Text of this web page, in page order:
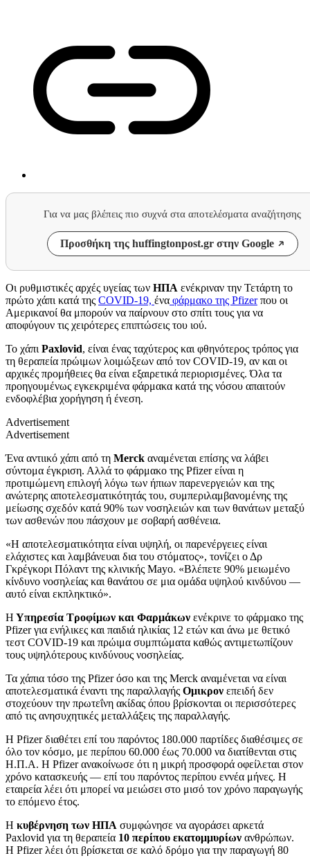
Για να μας βλέπεις πιο συχνά στα αποτελέσματα αναζήτησης
Προσθήκη της huffingtonpost.gr στην Google
Οι ρυθμιστικές αρχές υγείας των ΗΠΑ ενέκριναν την Τετάρτη το
πρώτο χάπι κατά της COVID-19, ένα φάρμακο της Pfizerπου οι
Αμερικανοί θα μπορούν να παίρνουν στο σπίτι τους για να
αποφύγουν τις χειρότερες επιπτώσεις του ιού.
Το χάπι Paxlovid, είναι ένας ταχύτερος και φθηνότερος τρόπος για
τη θεραπεία πρώιμων λοιμώξεων από τον COVID-19, αν και οι
αρχικές προμήθειες θα είναι εξαιρετικά περιορισμένες. Όλα τα
προηγουμένως εγκεκριμένα φάρμακα κατά της νόσου απαιτούν
ενδοφλέβια χορήγηση ή ένεση.
Advertisement
Advertisement
Ένα αντιικό χάπι από τη Merck αναμένεται επίσης να λάβει
σύντομα έγκριση. Αλλά το φάρμακο της Pfizer είναι η
προτιμώμενη επιλογή λόγω των ήπιων παρενεργειών και της
ανώτερης αποτελεσματικότητάς του, συμπεριλαμβανομένης της
μείωσης σχεδόν κατά 90% των νοσηλειών και των θανάτων μεταξύ
των ασθενών που πάσχουν με σοβαρή ασθένεια.
«Η αποτελεσματικότητα είναι υψηλή, οι παρενέργειες είναι
ελάχιστες και λαμβάνευαι δια του στόματος», τονίζει ο Δρ
Γκρέγκορι Πόλαντ της κλινικής Mayo. «Βλέπετε 90% μειωμένο
κίνδυνο νοσηλείας και θανάτου σε μια ομάδα υψηλού κινδύνου —
αυτό είναι εκπληκτικό».
Η Υπηρεσία Τροφίμων και Φαρμάκων ενέκρινε το φάρμακο της
Pfizer για ενήλικες και παιδιά ηλικίας 12 ετών και άνω με θετικό
τεστ COVID-19 και πρώιμα συμπτώματα καθώς αντιμετωπίζουν
τους υψηλότερους κινδύνους νοσηλείας.
Τα χάπια τόσο της Pfizer όσο και της Merck αναμένεται να είναι
αποτελεσματικά έναντι της παραλλαγής Ομικρον επειδή δεν
στοχεύουν την πρωτεΐνη ακίδας όπου βρίσκονται οι περισσότερες
από τις ανησυχητικές μεταλλάξεις της παραλλαγής.
Η Pfizer διαθέτει επί του παρόντος 180.000 παρτίδες διαθέσιμες σε
όλο τον κόσμο, με περίπου 60.000 έως 70.000 να διατίθενται στις
Η.Π.Α. Η Pfizer ανακοίνωσε ότι η μικρή προσφορά οφείλεται στον
χρόνο κατασκευής — επί του παρόντος περίπου εννέα μήνες. Η
εταιρεία λέει ότι μπορεί να μειώσει στο μισό τον χρόνο παραγωγής
το επόμενο έτος.
Η κυβέρνηση των ΗΠΑ συμφώνησε να αγοράσει αρκετά
Paxlovid για τη θεραπεία 10 περίπου εκατομμυρίων ανθρώπων.
Η Pfizer λέει ότι βρίσκεται σε καλό δρόμο για την παραγωγή 80